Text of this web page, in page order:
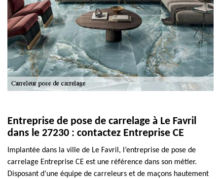
Entreprise de pose de carrelage à Le Favril
dans le 27230 : contactez Entreprise CE
Implantée dans la ville de Le Favril, l’entreprise de pose de
carrelage Entreprise CE est une référence dans son métier.
Disposant d’une équipe de carreleurs et de maçons hautement